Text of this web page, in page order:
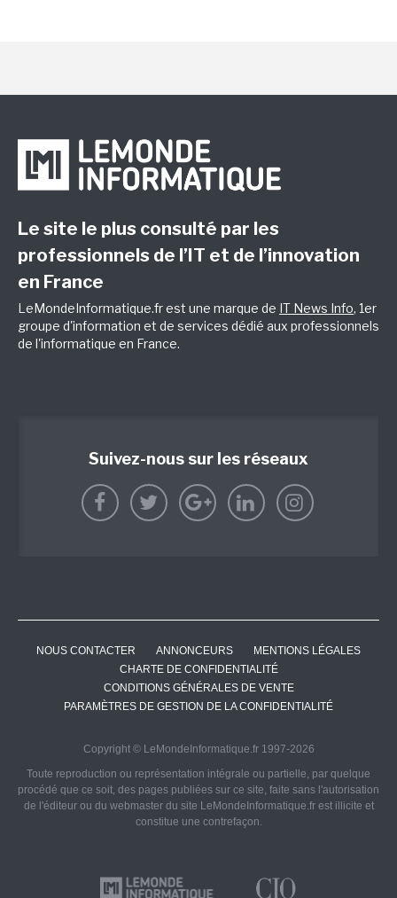
Le site le plus consulté par les
professionnels de l’IT et de l’innovation
en France
LeMondeInformatique.fr est une marque de IT News Info, 1er
groupe d'information et de services dédié aux professionnels
de l'informatique en France.
Suivez-nous sur les réseaux
NOUS CONTACTER ANNONCEURS
MENTIONS LÉGALES
CHARTE DE CONFIDENTIALITÉ
CONDITIONS GÉNÉRALES DE VENTE
PARAMÈTRES DE GESTION DE LA CONFIDENTIALITÉ
Copyright © LeMondeInformatique.fr 1997-2026
Toute reproduction ou représentation intégrale ou partielle, par quelque
procédé que ce soit, des pages publiées sur ce site, faite sans l'autorisation
de l'éditeur ou du webmaster du site LeMondeInformatique.fr est illicite et
constitue une contrefaçon.